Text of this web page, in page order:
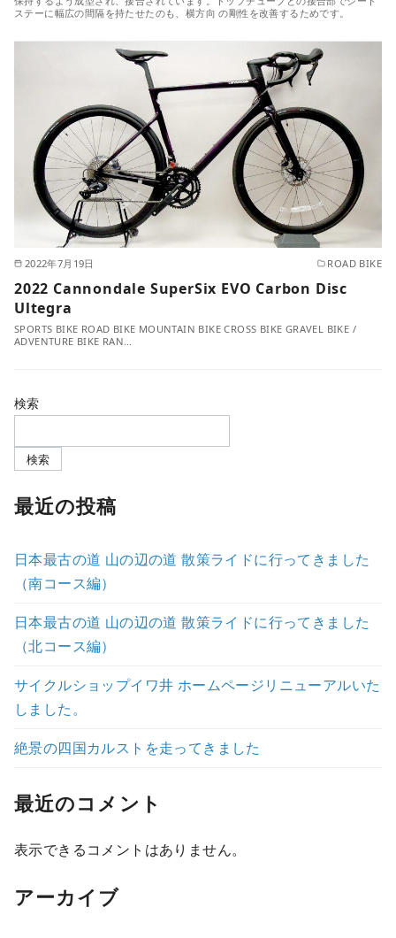
ステーに幅広の間隔を持たせたのも、横方向 の剛性を改善するためです。
2022年7月19日 ROAD BIKE
2022 Cannondale SuperSix EVO Carbon Disc
Ultegra
SPORTS BIKE ROAD BIKE MOUNTAIN BIKE CROSS BIKE GRAVEL BIKE /
ADVENTURE BIKE RAN…
検索
検索
最近の投稿
日本最古の道 山の辺の道 散策ライドに行ってきました
（南コース編）
日本最古の道 山の辺の道 散策ライドに行ってきました
（北コース編）
サイクルショップイワ井 ホームページリニューアルいた
しました。
絶景の四国カルストを走ってきました
最近のコメント
表示できるコメントはありません。
アーカイブ